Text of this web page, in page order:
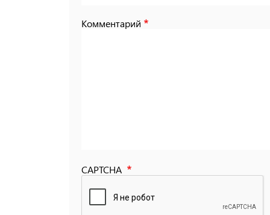
Комментарий
CAPTCHA